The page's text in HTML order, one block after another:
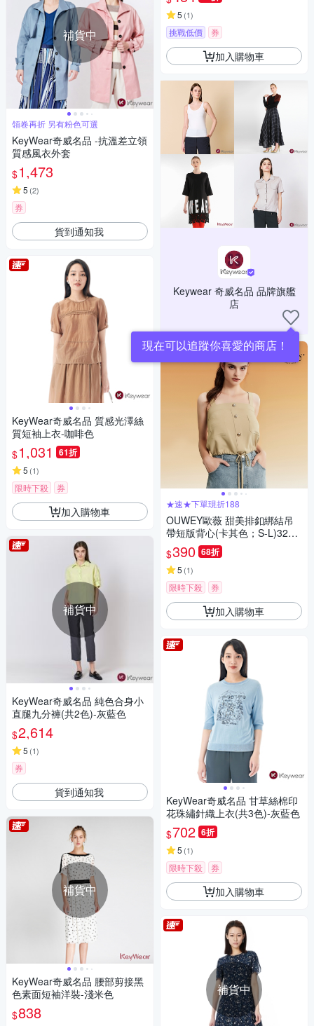
補貨中
領卷再折 另有粉色可選
KeyWear奇威名品 -抗溫差立領
質感風衣外套
$1,473
5 (2)
券
貨到通知我
KeyWear奇威名品 質感光澤絲
質短袖上衣-咖啡色
$1,031 61折
5 (1)
限時下殺 券
加入購物車
補貨中
KeyWear奇威名品 純色合身小
直腿九分褲(共2色)-灰藍色
$2,614
5 (1)
券
貨到通知我
補貨中
KeyWear奇威名品 腰部剪接黑
色素面短袖洋裝-淺米色
$838
5 (1)
挑戰低價 券
加入購物車
Keywear 奇威名品 品牌旗艦
店
現在可以追蹤你喜愛的商店！
★速★下單現折188
OUWEY歐薇 甜美排釦綁結吊
帶短版背心(卡其色；S-L)3232
323008
$390 68折
5 (1)
限時下殺 券
加入購物車
KeyWear奇威名品 甘草絲棉印
花珠繡針織上衣(共3色)-灰藍色
$702 6折
5 (1)
限時下殺 券
加入購物車
補貨中